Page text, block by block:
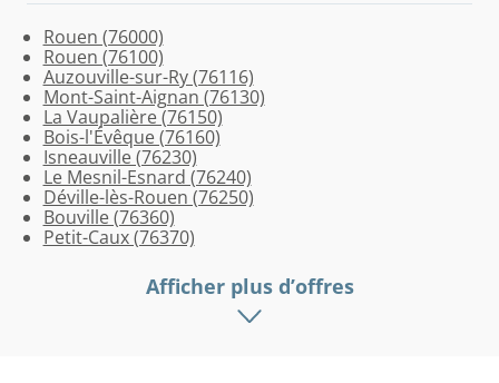
Rouen (76000)
Rouen (76100)
Auzouville-sur-Ry (76116)
Mont-Saint-Aignan (76130)
La Vaupalière (76150)
Bois-l'Évêque (76160)
Isneauville (76230)
Le Mesnil-Esnard (76240)
Déville-lès-Rouen (76250)
Bouville (76360)
Petit-Caux (76370)
Franqueville-
Saint-
Pierre
(76520)
Clères
(76690)
Anceaumeville
(76710)
Buchy
(76750)
Houppeville
(76770)
Croisy-
sur-
Andelle
(76780)
Notre-
Dame-
de-
Bondeville
(76960)
Afficher plus d’offres